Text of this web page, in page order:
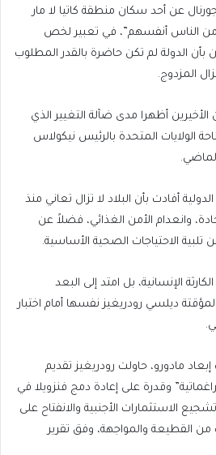
عن أحد سكان منطقة كاتيا لا مار
من الناس أنفسهم”، في تعبير لخص
بأن الدولة لم تكن حاضرة بالقدر المطلوب
المزدوج.
الأخيرين أظهرا مدى ضآلة التغيير الذي
الولايات المتحدة بالرئيس نيكولاس
أفادت بأن البلاد لا تزال تعاني منذ
وانعدام الأمن الغذائي، فضلاً عن
تلبية الاحتياجات الصحية الأساسية.
الإنسانية، بل امتد إلى البعد
ديلسي رودريغيز نفسها أمام اختبار
مادورو، حاولت رودريغيز تقديم
وقدرة على إعادة دمج فنزويلا في
الاستثمارات الأجنبية والانفتاح على
من القطيعة والمواجهة، وفق تقرير